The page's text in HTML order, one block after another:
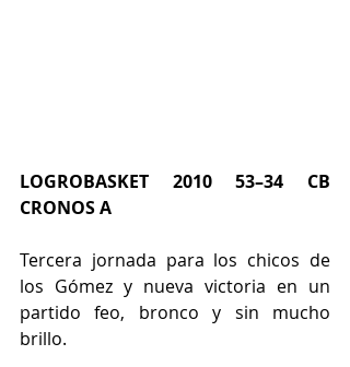
LOGROBASKET 2010 53–34 CB
CRONOS A
Tercera jornada para los chicos de
los Gómez y nueva victoria en un
partido feo, bronco y sin mucho
brillo.